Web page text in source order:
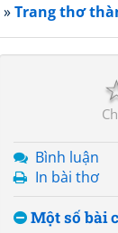
»Trang thơ
Bình luận
In bài thơ
Một số bài